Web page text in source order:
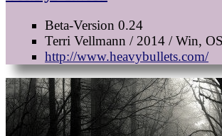
Beta-Version 0.24
Terri Vellmann / 2014 / Win,
http://www.heavybullets.com/